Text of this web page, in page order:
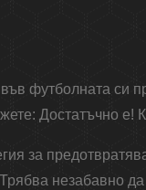
футболната си
Достатъчно е!
за
незабавно да